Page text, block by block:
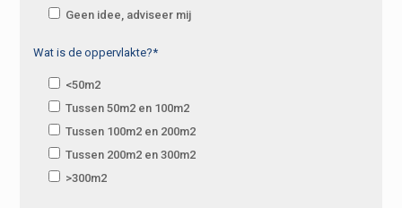
Geen idee, adviseer mij
Wat is de oppervlakte?*
<50m2
Tussen 50m2 en 100m2
Tussen 100m2 en 200m2
Tussen 200m2 en 300m2
>300m2